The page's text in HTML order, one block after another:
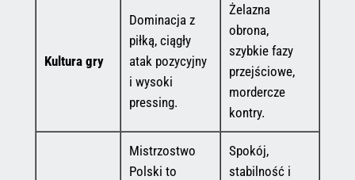
Kultura gry
Dominacja z
piłką, ciągły
atak pozycyjny
i wysoki
pressing.
Żelazna
obrona,
szybkie fazy
przejściowe,
mordercze
kontry.
Mistrzostwo
Polski to
Spokój,
stabilność i